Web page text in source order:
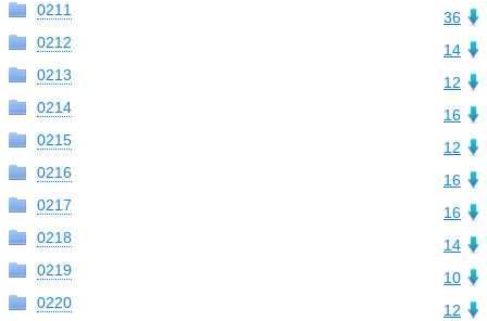
36
0211
14
0212
12
0213
16
0214
12
0215
16
0216
16
0217
14
0218
10
0219
12
0220